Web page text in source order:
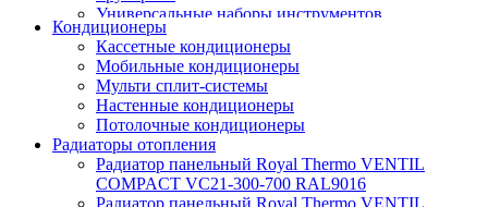
Универсальные наборы инструментов
Кондиционеры
Кассетные кондиционеры
Мобильные кондиционеры
Мульти сплит-системы
Настенные кондиционеры
Потолочные кондиционеры
Радиаторы отопления
Радиатор панельный Royal Thermo VENTIL
COMPACT VC21-300-700 RAL9016
Радиатор панельный Royal Thermo VENTIL